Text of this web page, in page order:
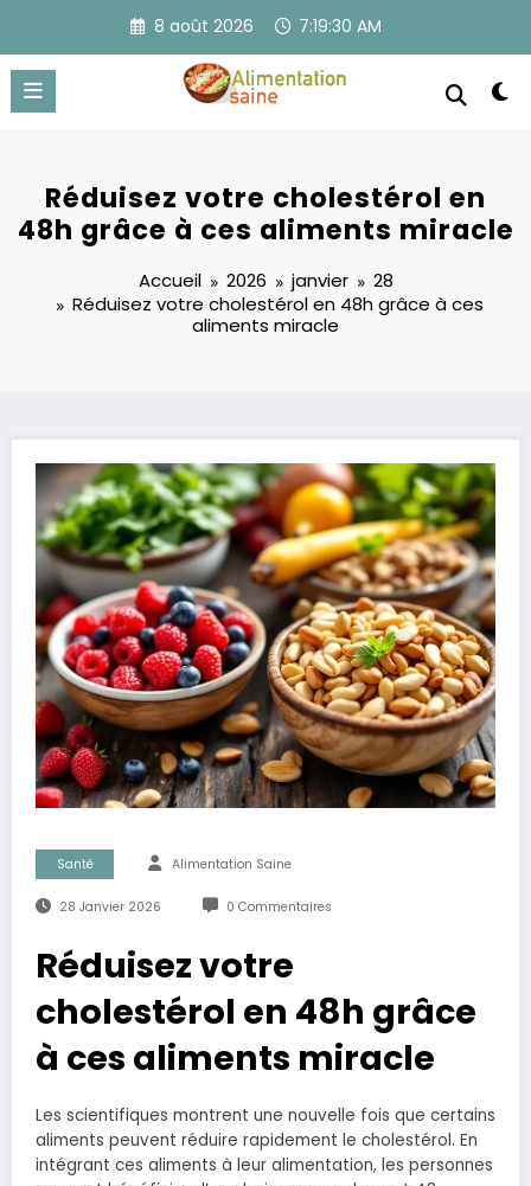
contenu
8 août 2026 7:19:31 AM
Réduisez votre cholestérol en
48h grâce à ces aliments miracle
Accueil 2026 janvier
28
Réduisez votre cholestérol en 48h grâce à ces
aliments miracle
Santé Alimentation Saine
28 Janvier 2026 0 Commentaires
Réduisez votre
cholestérol en 48h grâce
à ces aliments miracle
Les scientifiques montrent une nouvelle fois que certains
aliments peuvent réduire rapidement le cholestérol. En
intégrant ces aliments à leur alimentation, les personnes